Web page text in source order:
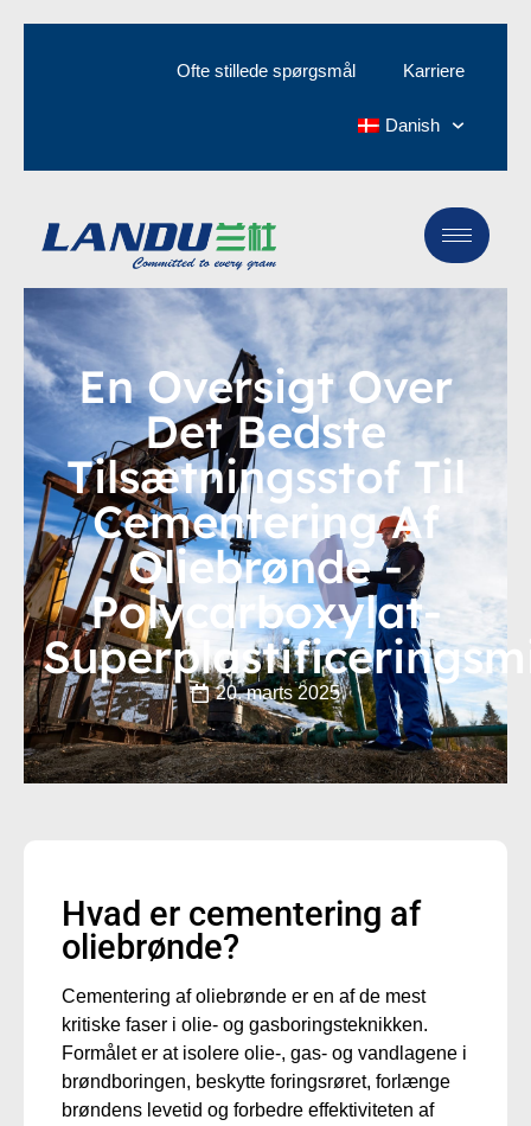
Ofte stillede spørgsmål Karriere
Danish
En Oversigt Over
Det Bedste
Tilsætningsstof Til
Cementering Af
Oliebrønde -
Polycarboxylat-
20. marts 2025
Hvad er cementering af
oliebrønde?
Cementering af oliebrønde er en af de mest
kritiske faser i olie- og gasboringsteknikken.
Formålet er at isolere olie-, gas- og vandlagene i
brøndboringen, beskytte foringsrøret, forlænge
brøndens levetid og forbedre effektiviteten af